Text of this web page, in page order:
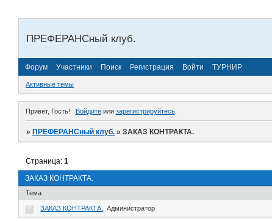
ПРЕФЕРАНСный клуб.
Форум Участники Поиск Регистрация Войти ТУРНИР
Активные темы
Привет, Гость! Войдитеили зарегистрируйтесь.
»ПРЕФЕРАНСный клуб. »ЗАКАЗ КОНТРАКТА.
ЗАКАЗ КОНТРАКТА.
Страница:1
Тема
ЗАКАЗ КОНТРАКТА. Администратор